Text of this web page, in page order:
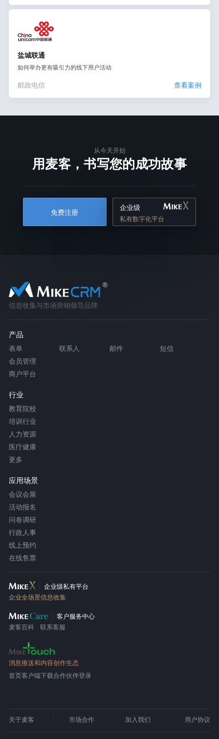
盐城联通
如何举办更有吸引力的线下用户活动
邮政电信 查看案例
从今天开始
用麦客，书写您的成功故事
免费注册
企业级
私有数字化平台
信息收集与市场营销领导品牌
产品
表单 联系人 邮件
短信
会员管理
商户平台
行业
教育院校
培训行业
人力资源
医疗健康
更多
应用场景
会议会展
活动报名
问卷调研
行政人事
线上预约
在线售票
企业级私有平台
企业全场景信息收集
客户服务中心
麦客百科
联系客服
消息推送和内容创作生态
首页客户端下载合作伙伴登录
关于麦客 市场合作 加入我们 用户协议